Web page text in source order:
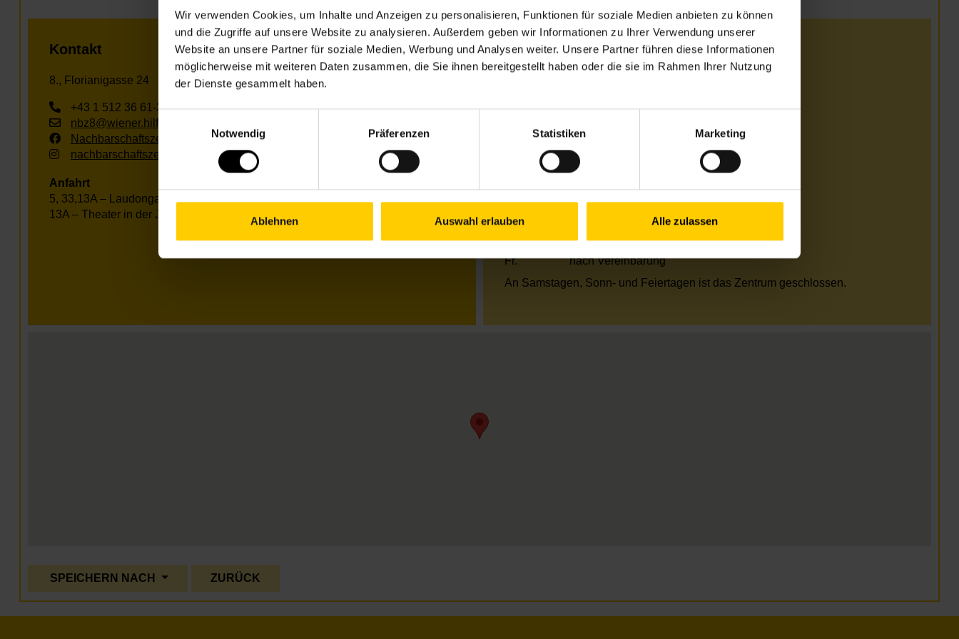
Wir verwenden Cookies, um Inhalte und Anzeigen zu personalisieren, Funktionen für soziale Medien anbieten zu können
und die Zugriffe auf unsere Website zu analysieren. Außerdem geben wir Informationen zu Ihrer Verwendung unserer
Website an unsere Partner für soziale Medien, Werbung und Analysen weiter. Unsere Partner führen diese Informationen
möglicherweise mit weiteren Daten zusammen, die Sie ihnen bereitgestellt haben oder die sie im Rahmen Ihrer Nutzung
der Dienste gesammelt haben.
Einwilligungsauswahl
Notwendig
Präferenzen Statistiken Marketing
Ablehnen Auswahl erlauben Alle zulassen
Kontakt
8., Florianigasse 24
+43 1 512 36 61-3400
nbz8@wiener.hilfswerk.at
Nachbarschaftszentren
nachbarschaftszentren.wien
Anfahrt
5, 33,13A – Laudongasse
13A – Theater in der Josefstadt
Öffnungszeiten Juni
Mi.
13.00–18.00 Uhr
nach Vereinbarung
Öffnungszeiten Juli und August
Mo.
13.00–18.00 Uhr
Di.
09.30–17.00 Uhr
Fr.
nach Vereinbarung
An Samstagen, Sonn- und Feiertagen ist das Zentrum geschlossen.
SPEICHERN NACH ZURÜCK